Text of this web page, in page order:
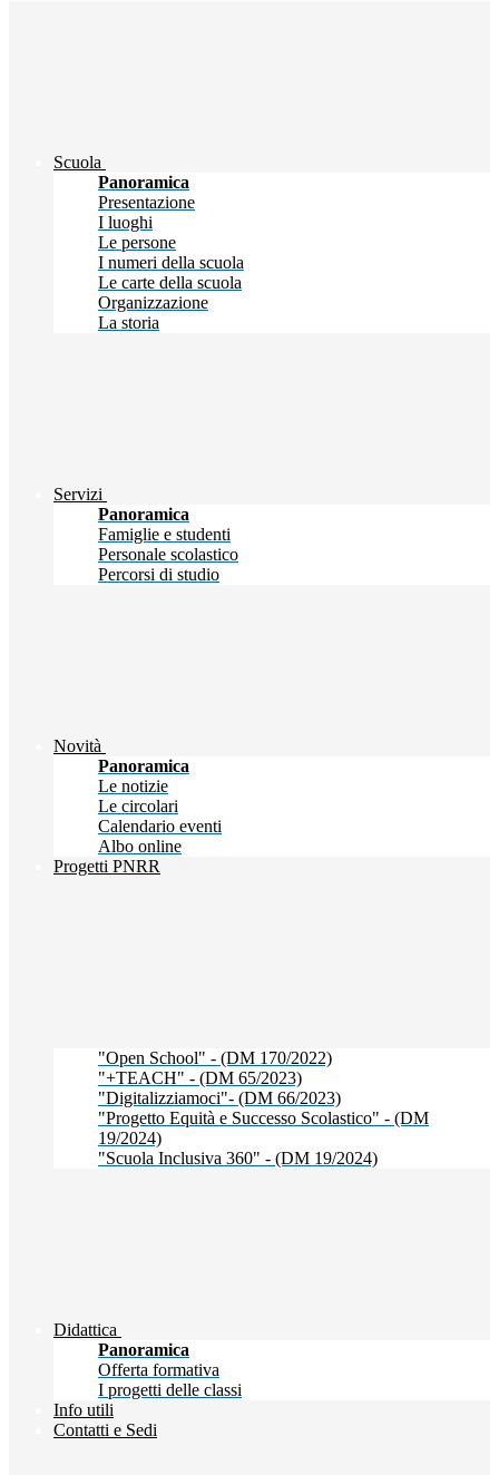
Scuola
Panoramica
Presentazione
I luoghi
Le persone
I numeri della scuola
Le carte della scuola
Organizzazione
La storia
Servizi
Panoramica
Famiglie e studenti
Personale scolastico
Percorsi di studio
Novità
Panoramica
Le notizie
Le circolari
Calendario eventi
Albo online
Progetti PNRR
"Open School" - (DM 170/2022)
"+TEACH" - (DM 65/2023)
"Digitalizziamoci"- (DM 66/2023)
"Progetto Equità e Successo Scolastico" - (DM
19/2024)
"Scuola Inclusiva 360" - (DM 19/2024)
Didattica
Panoramica
Offerta formativa
I progetti delle classi
Info utili
Contatti e Sedi